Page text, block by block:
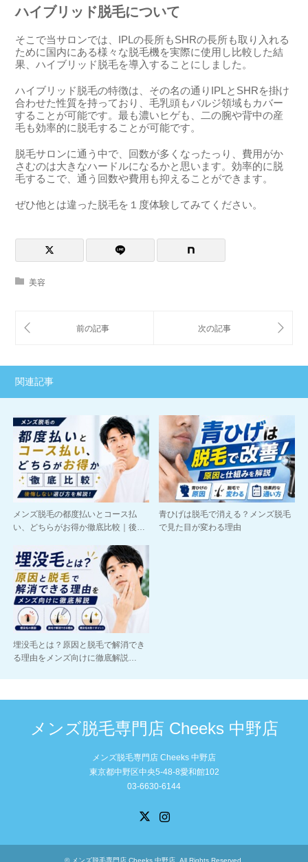
ハイブリッド脱毛について
そこで当サロンでは、IPLの長所もSHRの長所も取り入れる
ために国内にある様々な脱毛機を実際に使用し比較した結
果、ハイブリッド脱毛を導入することにしました。
ハイブリッド脱毛の特徴は、その名の通りIPLとSHRを掛け
合わせた性質を持っており、毛乳頭もバルジ領域もカバー
することが可能です。最も濃いヒゲも、二の腕や背中の産
毛も効率的に脱毛することが可能です。
脱毛サロンに通う中で、回数が多くなったっり、費用がか
さむのは大きなハードルになるかと思います。効率的に脱
毛するこで、通う回数や費用も抑えることができます。
ぜひ他とは違った脱毛を１度体験してみてください。
美容
関連記事
メンズ脱毛の都度払いとコース払
い、どちらがお得か徹底比較｜後…
青ひげは脱毛で消える？メンズ脱毛
で見た目が変わる理由
埋没毛とは？原因と脱毛で解消でき
る理由をメンズ向けに徹底解説…
メンズ脱毛専門店 Cheeks 中野店
メンズ脱毛専門店 Cheeks 中野店
東京都中野区中央5-48-8愛和館102
03-6630-6144
© メンズ脱毛専門店 Cheeks 中野店 . All Rights Reserved.